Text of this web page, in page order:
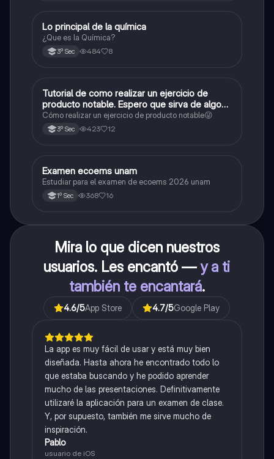
Química
Lo principal de la química
¿Que es la Química?
3º Sec 484 8
Matemáticas
Tutorial de como realizar un ejercicio de
producto notable. Espero que sirva de algo💕
😜
Cómo realizar un ejercicio de producto notable😜
3º Sec 423 12
Español
Examen ecoems unam
Estudiar para el examen de ecoems 2026 unam
1º Sec 368 16
Mira lo que dicen nuestros
usuarios. Les encantó —y a ti
también te encantará.
4.6/5App Store 4.7/5Google Play
La app es muy fácil de usar y está muy bien
diseñada. Hasta ahora he encontrado todo lo
que estaba buscando y he podido aprender
mucho de las presentaciones. Definitivamente
utilizaré la aplicación para un examen de clase.
Y, por supuesto, también me sirve mucho de
inspiración.
Pablo
usuario de iOS